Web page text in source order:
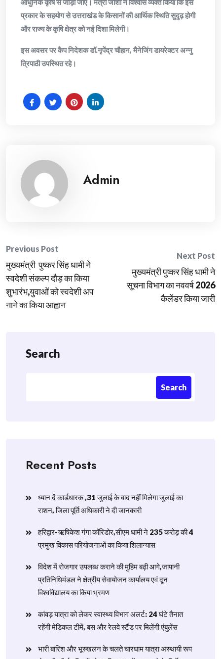
आधुनिक कृषि से जोड़ा जाए। मंत्री जोशी ने विश्वास व्यक्त किया कि इस
प्रकार के सहयोग से उत्तराखंड के किसानों की आर्थिक स्थिति सुदृढ़ होगी
और राज्य के कृषि क्षेत्र को नई दिशा मिलेगी।
इस अवसर पर कैप निदेशक डॉ.नृपेंद्र चौहान, मैनेजिंग डायरेक्टर अन्नु
त्रिपाठी उपस्थित रहे।
Admin
Post
navigation
Previous Post
मुख्यमंत्री पुष्कर सिंह धामी ने
स्वदेशी संकल्प दौड़ का किया
शुभारंभ,युवाओं को स्वदेशी अप
नाने का किया आह्वान
Next Post
मुख्यमंत्री पुष्कर सिंह धामी ने
सूचना विभाग का नववर्ष 2026
कैलेंडर किया जारी
Search
Search
Recent Posts
ध्यान दें कार्डधारक ,31 जुलाई के बाद नहीं मिलेगा जुलाई का
राशन, जिला पूर्ति अधिकारी ने दी जानकारी
हरिद्वार-ऋषिकेश गंगा कॉरिडोर,सीएम धामी ने 235 करोड़ की 4
प्रमुख विकास परियोजनाओं का किया शिलान्यास
विदेश में रोजगार उपलब्ध कराने की मुहिम बढ़ी आगे,जापानी
प्रतिनिधिमंडल ने क्षेत्रीय सेवायोजन कार्यालय एवं दून
विश्वविद्यालय का किया भ्रमण
​कांवड़ यात्रा को लेकर स्वास्थ्य विभाग अलर्ट: 24 घंटे तैनात
रहेंगी मेडिकल टीमें, बस और रेलवे स्टैंड पर मिलेंगी एंबुलेंस
​भारी बारिश और भूस्खलन के चलते चारधाम यात्रा अस्थायी रूप